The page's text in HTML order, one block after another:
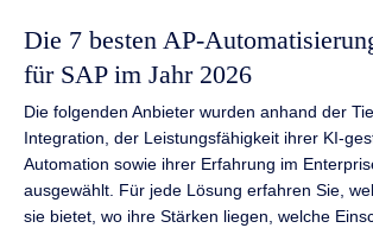
Die 7 besten AP-
für SAP im Jahr 2026
Die folgenden Anbieter wurden anhand der
Integration, der Leistungsfähigkeit ihrer KI-
Automation sowie ihrer Erfahrung im
ausgewählt. Für jede Lösung erfahren Sie,
sie bietet, wo ihre Stärken liegen, welche